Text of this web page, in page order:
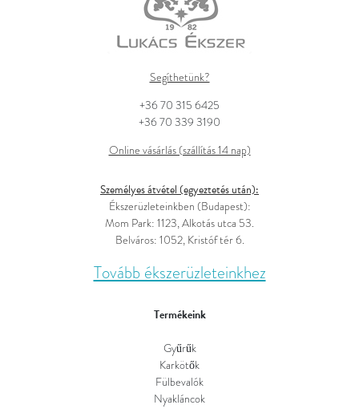
Segíthetünk?
+36 70 315 6425
+36 70 339 3190
Online vásárlás (szállítás 14 nap)
Személyes átvétel (egyeztetés után):
Ékszerüzleteinkben (Budapest):
Mom Park: 1123, Alkotás utca 53.
Belváros: 1052, Kristóf tér 6.
Tovább ékszerüzleteinkhez
Termékeink
Gyűrűk
Karkötők
Fülbevalók
Nyakláncok